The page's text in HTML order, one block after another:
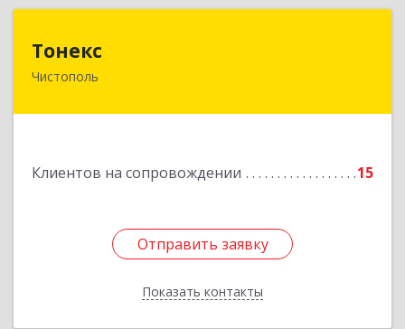
Тонекс
Чистополь
Клиентов на сопровождении 15
Отправить заявку
Показать контакты
422980, Татарстан Респ, Чистопольский р-н,
Отправить заявку
Назад